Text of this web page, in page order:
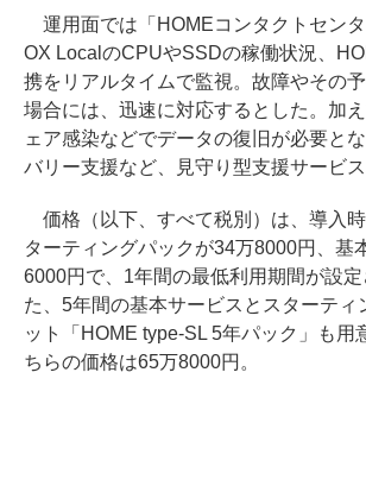
運用面では「HOMEコンタクトセン
OX LocalのCPUやSSDの稼働状況、
携をリアルタイムで監視。故障やその
場合には、迅速に対応するとした。加
ェア感染などでデータの復旧が必要と
バリー支援など、見守り型支援サービス
価格（以下、すべて税別）は、導入
ターティングパックが34万8000円、基
6000円で、1年間の最低利用期間が設定
た、5年間の基本サービスとスターティ
ット「HOME type-SL 5年パック」も用
ちらの価格は65万8000円。